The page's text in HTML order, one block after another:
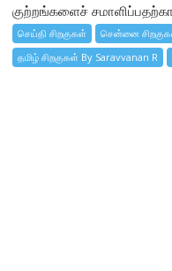
குற்றங்களைச்
செய்தி சிறகுகள் சென்னை
தமிழ் சிறகுகள் By Saravvanan R